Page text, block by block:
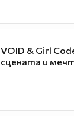
VOID & Girl
сцената и